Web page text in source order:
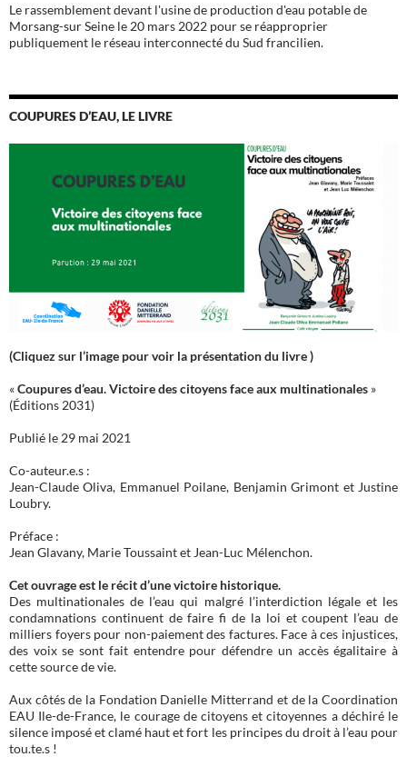
Le rassemblement devant l'usine de production d'eau potable de
Morsang-sur Seine le 20 mars 2022 pour se réapproprier
publiquement le réseau interconnecté du Sud francilien.
COUPURES D’EAU, LE LIVRE
(Cliquez sur l’image pour voir la présentation du livre )
«Coupures d’eau. Victoire des citoyens face aux multinationales »
(Éditions 2031)
Publié le 29 mai 2021
Co-auteur.e.s :
Jean-Claude Oliva, Emmanuel Poilane, Benjamin Grimont et Justine
Loubry.
Préface :
Jean Glavany, Marie Toussaint et Jean-Luc Mélenchon.
Cet ouvrage est le récit d’une victoire historique.
Des multinationales de l’eau qui malgré l’interdiction légale et les
condamnations continuent de faire fi de la loi et coupent l’eau de
milliers foyers pour non-paiement des factures. Face à ces injustices,
des voix se sont fait entendre pour défendre un accès égalitaire à
cette source de vie.
Aux côtés de la Fondation Danielle Mitterrand et de la Coordination
EAU Ile-de-France, le courage de citoyens et citoyennes a déchiré le
silence imposé et clamé haut et fort les principes du droit à l’eau pour
tou.te.s !